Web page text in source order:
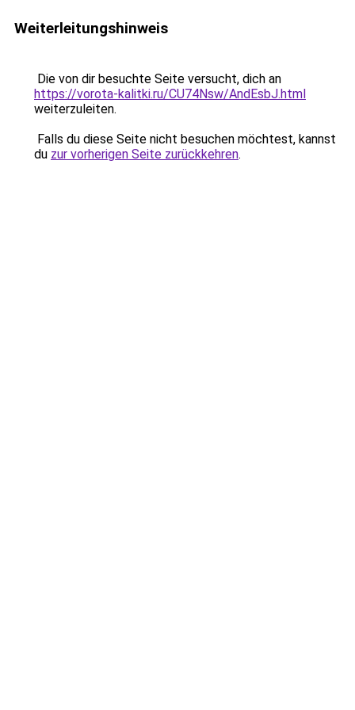
Weiterleitungshinweis
Die von dir besuchte Seite versucht, dich an
https://vorota-kalitki.ru/CU74Nsw/AndEsbJ.html
weiterzuleiten.
Falls du diese Seite nicht besuchen möchtest, kannst
du zur vorherigen Seite zurückkehren.